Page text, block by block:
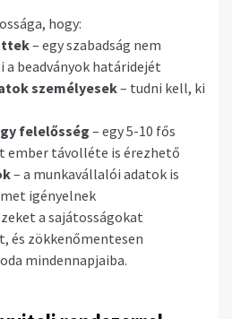
hogy:
– egy szabadság nem
beadványok határidejét
személyesek– tudni kell, ki
felelősség– egy 5-10 fős
ember távolléte is érezhető
– a munkavállalói adatok is
igényelnek
a sajátosságokat
és zökkenőmentesen
mindennapjaiba.